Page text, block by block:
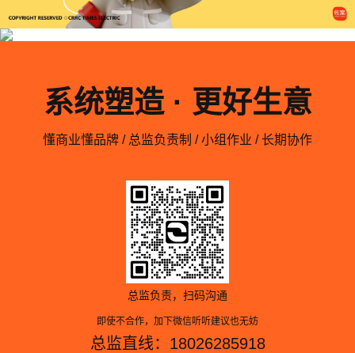
系统塑造 · 更好生意
懂商业懂品牌 / 总监负责制 / 小组作业 / 长期协作
总监负责，扫码沟通
即使不合作，加下微信听听建议也无妨
总监直线：18026285918